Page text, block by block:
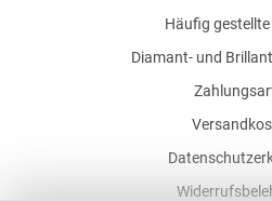
Häufig
Diamant- und